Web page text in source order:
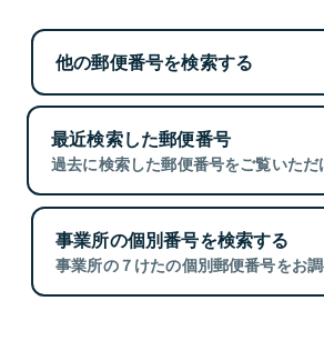
他の郵便番号を検索する
最近検索した郵便番号
過去に検索した郵便番号をご覧いただ
事業所の個別番号を検索する
事業所の７けたの個別郵便番号をお調